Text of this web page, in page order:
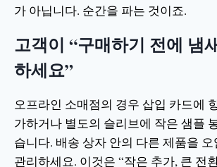
가 아닙니다. 순간을 파는 것이죠.
고객이 “구매하기 전에 냄
하세요”
오프라인 소매점의 경우 삽입 카드에
가하거나 별도의 슬리브에 작은 샘플
습니다. 배송 상자 안의 다른 제품을
관리하세요. 이것은 “작은 추가, 큰 전